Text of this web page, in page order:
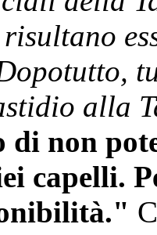
alla
di non
capelli.